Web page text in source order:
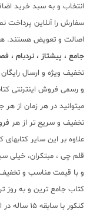
انتخاب و به سبد خرید
سفارش را آنلاین پرداخت
اصالت و تعویض هستند.
جامع ، پیشتاز ، نردبام ،
تخفیف ویژه و ارسال
و رسمی فروش اینترنتی
میتوانید در هر زمان از هر
تخفیف و سریع تر از هر
علاوه بر این سایر
قلم چی ، مبتکران، خیلی
و با قیمت مناسب و
کتاب جامع ترین و به روز
کنکور با